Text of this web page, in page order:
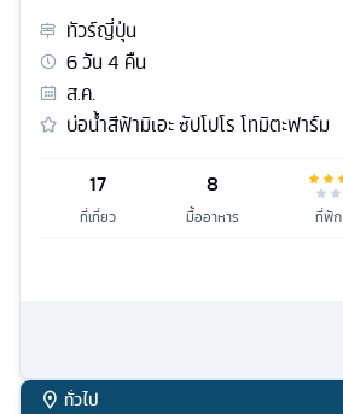
ทัวร์ญี่ปุ่น
6วัน4 คืน
ส.ค.
บ่อน้ำสีฟ้ามิเอะ ซัปโปโร โทมิตะฟาร์ม
17
ที่เที่ยว
8
มื้ออาหาร ที่พัก
ทั่วไป